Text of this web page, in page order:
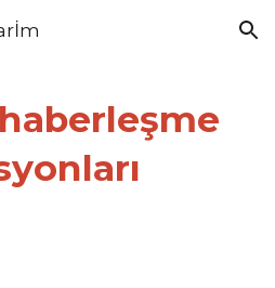
Skip to navigation